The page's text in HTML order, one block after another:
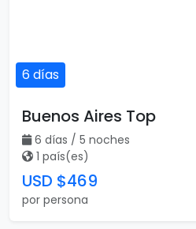
6 días
Buenos Aires Top
6 días / 5 noches
1 país(es)
USD $469
por persona